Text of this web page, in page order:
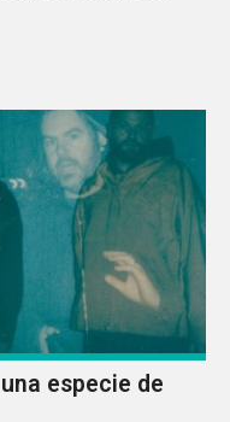
especie de